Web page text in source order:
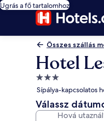
Ugrás a fő tartalomhoz
Összes szállás
Hotel
3.0
csillagos
szálláshely
Sípálya-kapcsolatos
Válassz
Hová